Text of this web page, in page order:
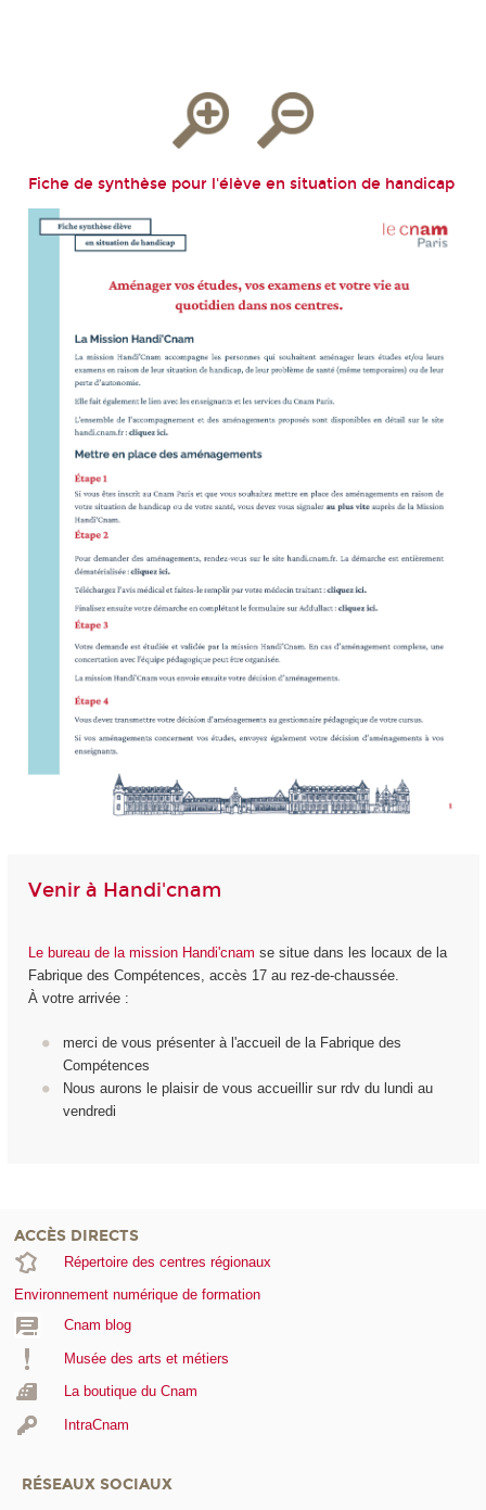
Fiche de synthèse pour l'élève en situation de handicap
Venir à Handi'cnam
Le bureau de la mission Handi'cnam se situe dans les locaux de la
Fabrique des Compétences, accès 17 au rez-de-chaussée.
À votre arrivée :
merci de vous présenter à l'accueil de la Fabrique des
Compétences
Nous aurons le plaisir de vous accueillir sur rdv du lundi au
vendredi
ACCÈS DIRECTS
Répertoire des centres régionaux
Environnement numérique de formation
Cnam blog
Musée des arts et métiers
La boutique du Cnam
IntraCnam
RÉSEAUX SOCIAUX